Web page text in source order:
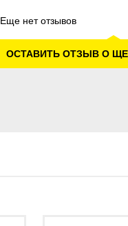
Еще нет отзывов
ОСТАВИТЬ ОТЗЫВ О